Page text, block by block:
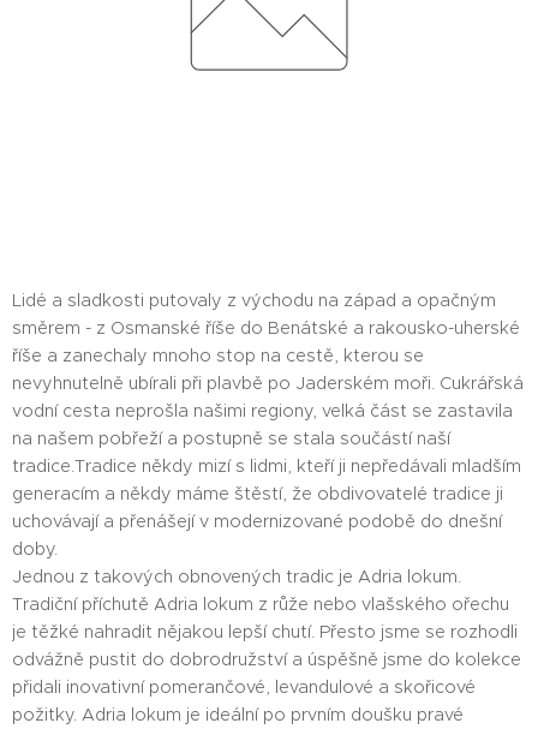
Lidé a sladkosti putovaly z východu na západ a opačným
směrem - z Osmanské říše do Benátské a rakousko-uherské
říše a zanechaly mnoho stop na cestě, kterou se
nevyhnutelně ubírali při plavbě po Jaderském moři. Cukrářská
vodní cesta neprošla našimi regiony, velká část se zastavila
na našem pobřeží a postupně se stala součástí naší
tradice.Tradice někdy mizí s lidmi, kteří ji nepředávali mladším
generacím a někdy máme štěstí, že obdivovatelé tradice ji
uchovávají a přenášejí v modernizované podobě do dnešní
doby.
Jednou z takových obnovených tradic je Adria lokum.
Tradiční příchutě Adria lokum z růže nebo vlašského ořechu
je těžké nahradit nějakou lepší chutí. Přesto jsme se rozhodli
odvážně pustit do dobrodružství a úspěšně jsme do kolekce
přidali inovativní pomerančové, levandulové a skořicové
požitky. Adria lokum je ideální po prvním doušku pravé